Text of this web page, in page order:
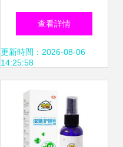
燈 科學守護愛寵健
康，殲滅細菌于無
查看詳情
更新時間：2026-08-06
14:25:58